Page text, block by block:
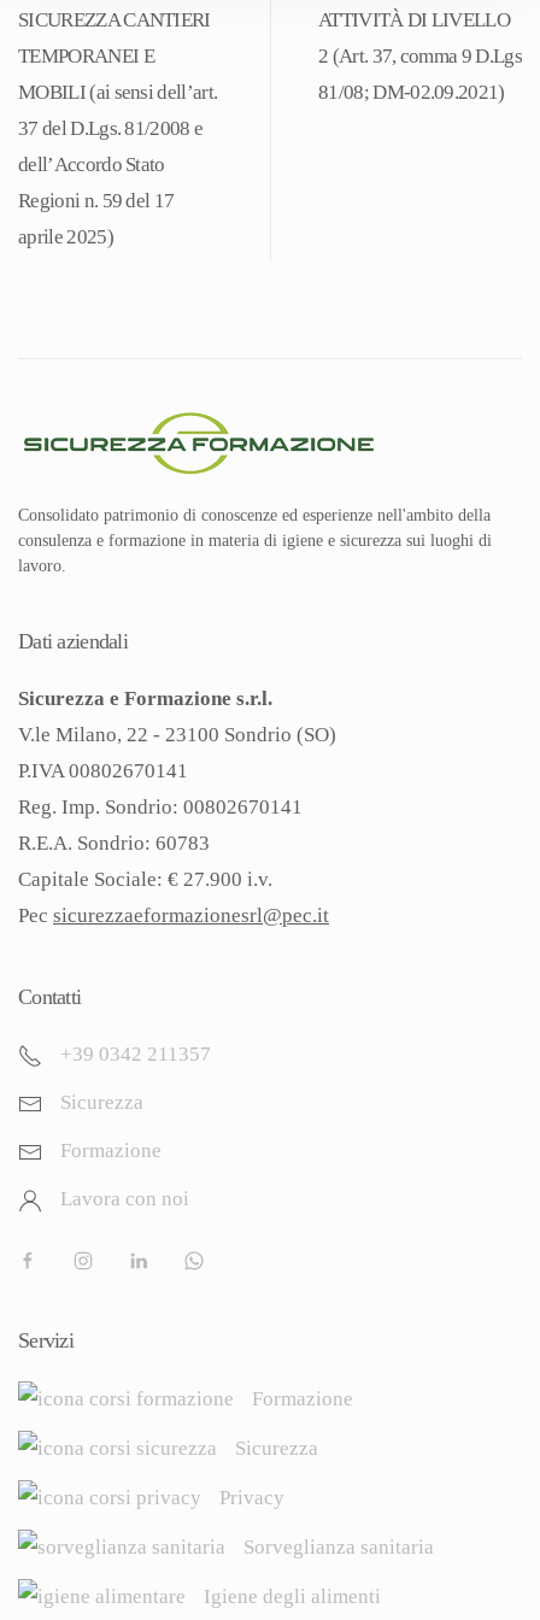
SICUREZZA CANTIERI
TEMPORANEI E
MOBILI (ai sensi dell’art.
37 del D.Lgs. 81/2008 e
dell’Accordo Stato
Regioni n. 59 del 17
aprile 2025)
ATTIVITÀ DI LIVELLO
2 (Art. 37, comma 9 D.Lgs
81/08; DM-02.09.2021)
Consolidato patrimonio di conoscenze ed esperienze nell'ambito della
consulenza e formazione in materia di igiene e sicurezza sui luoghi di
lavoro.
Dati aziendali
Sicurezza e Formazione s.r.l.
V.le Milano, 22 - 23100 Sondrio (SO)
P.IVA 00802670141
Reg. Imp. Sondrio: 00802670141
R.E.A. Sondrio: 60783
Capitale Sociale: € 27.900 i.v.
Pec sicurezzaeformazionesrl@pec.it
Contatti
+39 0342 211357
Sicurezza
Formazione
Lavora con noi
Servizi
Formazione
Sicurezza
Privacy
Sorveglianza sanitaria
Igiene degli alimenti